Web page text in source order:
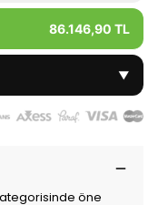
86.146,90 TL
▼
öne